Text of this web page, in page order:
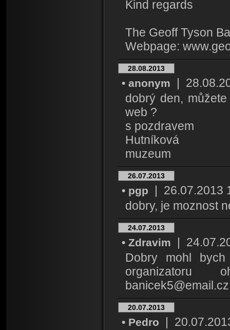
Kind regards
The Geoff Tyson
Webpage:
28.08.2013
• anonym |
dobrý den,
web ?
s pozdravem
Hutníková
muzeum
26.07.2013
• pgp | 26.07.2013
dobry, je moznost
24.07.2013
• Zdravim |
Dobry mohl
organizatoru
20.07.2013
• Pedro |